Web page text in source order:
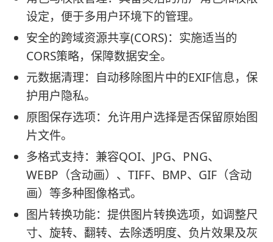
设定，便于多用户环境下的管理。
安全的跨域资源共享(CORS)：实施适当的
CORS策略，保障数据安全。
元数据清理：自动移除图片中的EXIF信息，保
护用户隐私。
原图保存选项：允许用户选择是否保留原始图
片文件。
多格式支持：兼容QOI、JPG、PNG、
WEBP（含动画）、TIFF、BMP、GIF（含动
画）等多种图像格式。
图片转换功能：提供图片转换选项，如调整尺
寸、旋转、翻转、去除透明度、负片效果及灰